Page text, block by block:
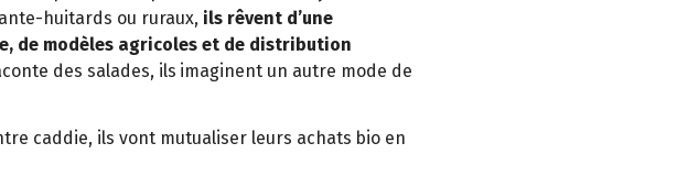
huitards ou ruraux, ils rêvent d’une
de modèles agricoles et de distribution
des salades, ils imaginent un autre mode de
caddie, ils vont mutualiser leurs achats bio en